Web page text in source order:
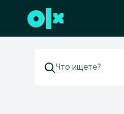
Перейти к нижнему колонтитулу